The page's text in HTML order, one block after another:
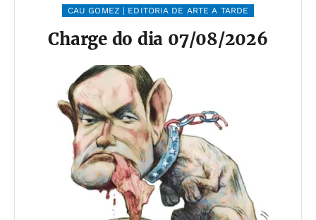
CAU GOMEZ | EDITORIA DE ARTE A TARDE
Charge do dia 07/08/2026